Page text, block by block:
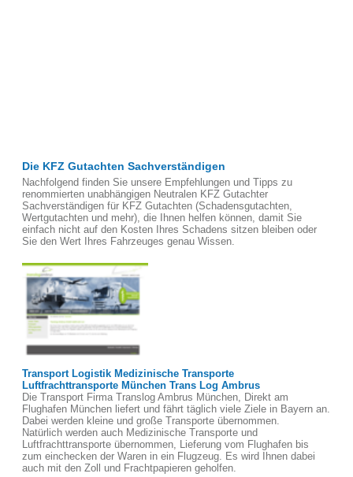
Die KFZ Gutachten Sachverständigen
Nachfolgend finden Sie unsere Empfehlungen und Tipps zu
renommierten unabhängigen Neutralen KFZ Gutachter
Sachverständigen für KFZ Gutachten (Schadensgutachten,
Wertgutachten und mehr), die Ihnen helfen können, damit Sie
einfach nicht auf den Kosten Ihres Schadens sitzen bleiben oder
Sie den Wert Ihres Fahrzeuges genau Wissen.
Transport Logistik Medizinische Transporte
Luftfrachttransporte München Trans Log Ambrus
Die Transport Firma Translog Ambrus München, Direkt am
Flughafen München liefert und fährt täglich viele Ziele in Bayern an.
Dabei werden kleine und große Transporte übernommen.
Natürlich werden auch Medizinische Transporte und
Luftfrachttransporte übernommen, Lieferung vom Flughafen bis
zum einchecken der Waren in ein Flugzeug. Es wird Ihnen dabei
auch mit den Zoll und Frachtpapieren geholfen.